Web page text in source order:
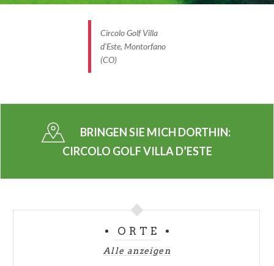
Circolo Golf Villa
d'Este, Montorfano
(CO)
BRINGEN SIE MICH DORTHIN:
CIRCOLO GOLF VILLA D’ESTE
ORTE
Alle anzeigen